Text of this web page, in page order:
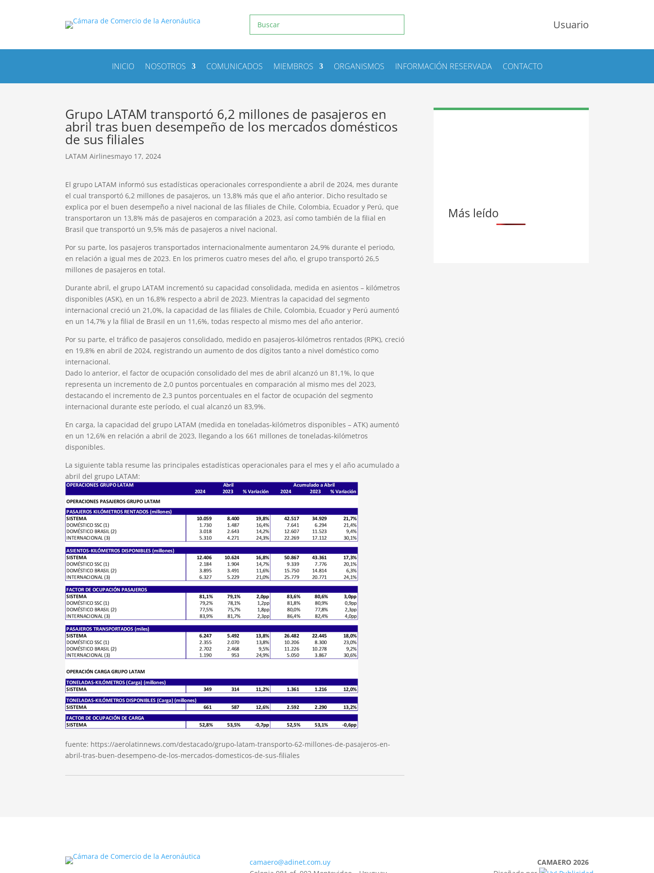
Usuario
INICIO NOSOTROS COMUNICADOS MIEMBROS ORGANISMOS INFORMACIÓN RESERVADA CONTACTO
Grupo LATAM transportó 6,2 millones de pasajeros en
abril tras buen desempeño de los mercados domésticos
de sus filiales
LATAM Airlinesmayo 17, 2024
El grupo LATAM informó sus estadísticas operacionales correspondiente a abril de 2024, mes durante
el cual transportó 6,2 millones de pasajeros, un 13,8% más que el año anterior. Dicho resultado se
explica por el buen desempeño a nivel nacional de las filiales de Chile, Colombia, Ecuador y Perú, que
transportaron un 13,8% más de pasajeros en comparación a 2023, así como también de la filial en
Brasil que transportó un 9,5% más de pasajeros a nivel nacional.
Por su parte, los pasajeros transportados internacionalmente aumentaron 24,9% durante el periodo,
en relación a igual mes de 2023. En los primeros cuatro meses del año, el grupo transportó 26,5
millones de pasajeros en total.
Durante abril, el grupo LATAM incrementó su capacidad consolidada, medida en asientos – kilómetros
disponibles (ASK), en un 16,8% respecto a abril de 2023. Mientras la capacidad del segmento
internacional creció un 21,0%, la capacidad de las filiales de Chile, Colombia, Ecuador y Perú aumentó
en un 14,7% y la filial de Brasil en un 11,6%, todas respecto al mismo mes del año anterior.
Por su parte, el tráfico de pasajeros consolidado, medido en pasajeros-kilómetros rentados (RPK), creció
en 19,8% en abril de 2024, registrando un aumento de dos dígitos tanto a nivel doméstico como
internacional.
Dado lo anterior, el factor de ocupación consolidado del mes de abril alcanzó un 81,1%, lo que
representa un incremento de 2,0 puntos porcentuales en comparación al mismo mes del 2023,
destacando el incremento de 2,3 puntos porcentuales en el factor de ocupación del segmento
internacional durante este período, el cual alcanzó un 83,9%.
En carga, la capacidad del grupo LATAM (medida en toneladas-kilómetros disponibles – ATK) aumentó
en un 12,6% en relación a abril de 2023, llegando a los 661 millones de toneladas-kilómetros
disponibles.
La siguiente tabla resume las principales estadísticas operacionales para el mes y el año acumulado a
abril del grupo LATAM:
fuente: https://aerolatinnews.com/destacado/grupo-latam-transporto-62-millones-de-pasajeros-en-
abril-tras-buen-desempeno-de-los-mercados-domesticos-de-sus-filiales
Más leído
camaero@adinet.com.uy
CAMAERO 2026